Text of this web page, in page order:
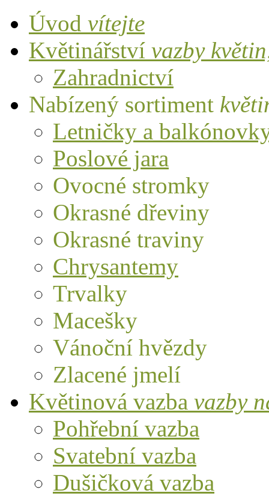
Úvod vítejte
Květinářství vazby
Zahradnictví
Nabízený sortiment
Letničky a
Poslové jara
Ovocné stromky
Okrasné dřeviny
Okrasné traviny
Chrysantemy
Trvalky
Macešky
Vánoční hvězdy
Zlacené jmelí
Květinová vazba vazby
Pohřební vazba
Svatební vazba
Dušičková vazba